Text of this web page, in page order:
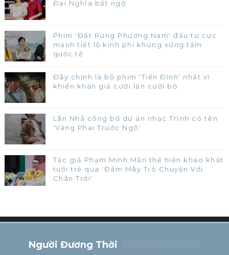
Đại Nghĩa bất ngờ
Phim 'Đất Rừng Phương Nam' đầu tư cực
mạnh tiết lộ kinh phí khủng xứng tầm
quốc tế
Đây chính là bộ phim 'Tiền Đình' nhất vì
khiến khán giả cười lăn cười bò
Lân Nhã công bố dự án nhạc Trịnh có tên
'Vàng Phai Trước Ngõ'
Tác giả Phạm Minh Mẫn thể hiện khao khát
tuổi trẻ qua 'Đám Mây Trò Chuyện Với
Chân Trời'
Người Đương Thời